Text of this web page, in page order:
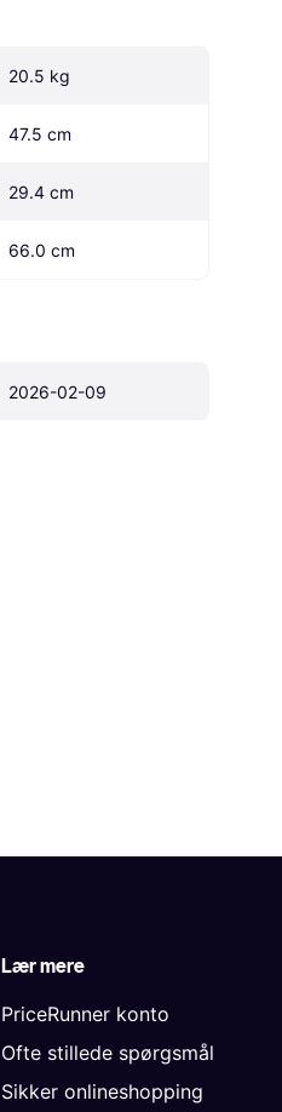
20.5 kg
47.5 cm
29.4 cm
66.0 cm
2026-02-09
Lær mere
PriceRunner konto
Ofte stillede spørgsmål
Sikker onlineshopping